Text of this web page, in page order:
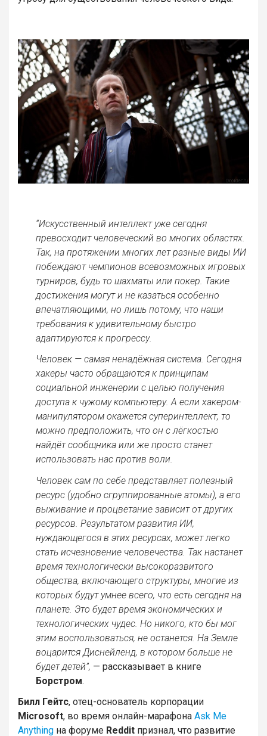
“Искусственный интеллект уже сегодня
превосходит человеческий во многих областях.
Так, на протяжении многих лет разные виды ИИ
побеждают чемпионов всевозможных игровых
турниров, будь то шахматы или покер. Такие
достижения могут и не казаться особенно
впечатляющими, но лишь потому, что наши
требования к удивительному быстро
адаптируются к прогрессу.
Человек — самая ненадёжная система. Сегодня
хакеры часто обращаются к принципам
социальной инженерии с целью получения
доступа к чужому компьютеру. А если хакером-
манипулятором окажется суперинтеллект, то
можно предположить, что он с лёгкостью
найдёт сообщника или же просто станет
использовать нас против воли.
Человек сам по себе представляет полезный
ресурс (удобно сгруппированные атомы), а его
выживание и процветание зависит от других
ресурсов. Результатом развития ИИ,
нуждающегося в этих ресурсах, может легко
стать исчезновение человечества. Так настанет
время технологически высокоразвитого
общества, включающего структуры, многие из
которых будут умнее всего, что есть сегодня на
планете. Это будет время экономических и
технологических чудес. Но никого, кто бы мог
этим воспользоваться, не останется. На Земле
воцарится Диснейленд, в котором больше не
будет детей”, — рассказывает в книге
Борстром.
Билл Гейтс, отец-основатель корпорации
Microsoft, во время онлайн-марафона Ask Me
Anything на форуме Reddit признал, что развитие